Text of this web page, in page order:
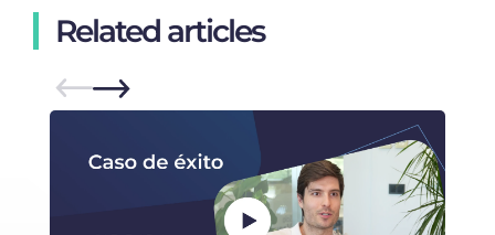
Related articles